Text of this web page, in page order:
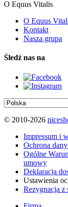
O Equus Vitalis
O Equus
Kontakt
Nasza grupa
Śledź nas na
© 2010-2026
Impressum i
Ochrona
Ogólne
umowy
Deklaracja
Ustawienia
Rezygnacja z